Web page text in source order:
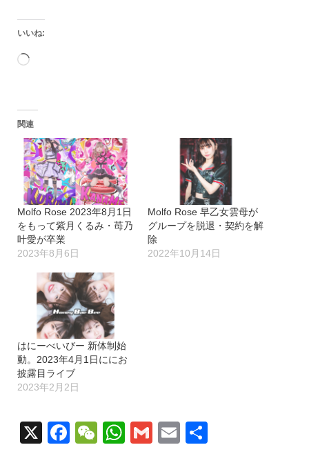
いいね:
読
込
み
中…
関連
Molfo Rose 2023年8月1日
をもって紫月くるみ・苺乃
叶愛が卒業
2023年8月6日
Molfo Rose 早乙女雲母が
グループを脱退・契約を解
除
2022年10月14日
はにーべいびー 新体制始
動。2023年4月1日ににお
披露目ライブ
2023年2月2日
X Facebook
WeChat
WhatsApp
GmailEmail